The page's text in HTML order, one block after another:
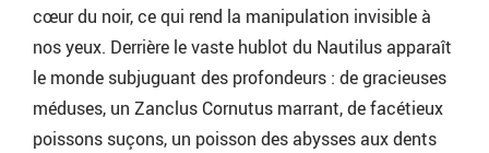
cœur du noir, ce qui rend la manipulation invisible à
nos yeux. Derrière le vaste hublot du Nautilus apparaît
le monde subjuguant des profondeurs : de gracieuses
méduses, un Zanclus Cornutus marrant, de facétieux
poissons suçons, un poisson des abysses aux dents